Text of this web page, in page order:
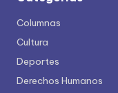
Columnas
Cultura
Deportes
Derechos Humanos